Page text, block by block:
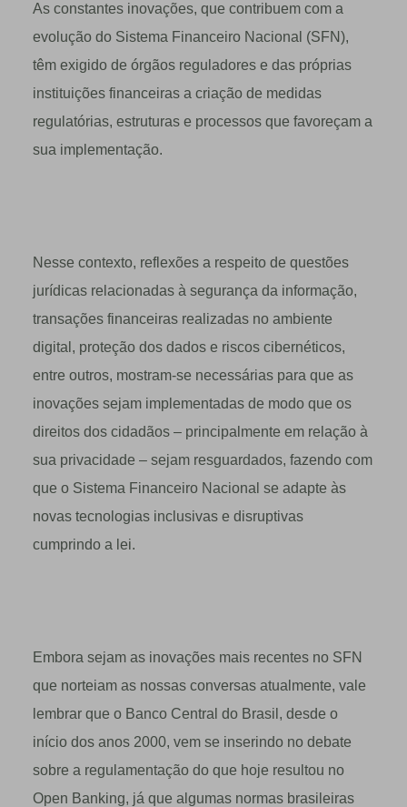
As constantes inovações, que contribuem com a
evolução do Sistema Financeiro Nacional (SFN),
têm exigido de órgãos reguladores e das próprias
instituições financeiras a criação de medidas
regulatórias, estruturas e processos que favoreçam a
sua implementação.
Nesse contexto, reflexões a respeito de questões
jurídicas relacionadas à segurança da informação,
transações financeiras realizadas no ambiente
digital, proteção dos dados e riscos cibernéticos,
entre outros, mostram-se necessárias para que as
inovações sejam implementadas de modo que os
direitos dos cidadãos – principalmente em relação à
sua privacidade – sejam resguardados, fazendo com
que o Sistema Financeiro Nacional se adapte às
novas tecnologias inclusivas e disruptivas
cumprindo a lei.
Embora sejam as inovações mais recentes no SFN
que norteiam as nossas conversas atualmente, vale
lembrar que o Banco Central do Brasil, desde o
início dos anos 2000, vem se inserindo no debate
sobre a regulamentação do que hoje resultou no
Open Banking, já que algumas normas brasileiras